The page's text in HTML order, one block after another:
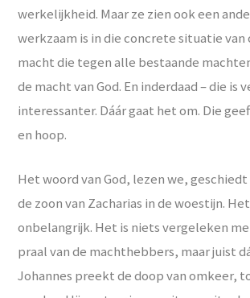
werkelijkheid. Maar ze zien ook een
werkzaam is in die concrete situatie van
macht die tegen alle bestaande
de macht van God. En inderdaad – die is
interessanter. Dáár gaat het om. Die
en hoop.
Het woord van God, lezen we, geschiedt
de zoon van Zacharias in de woestijn.
onbelangrijk. Het is niets vergeleken
praal van de machthebbers, maar juist
Johannes preekt de doop van omkeer,